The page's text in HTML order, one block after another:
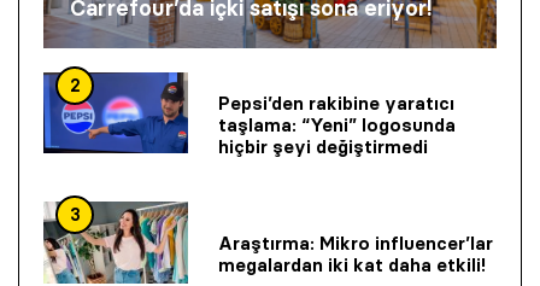
Carrefour’da içki satışı sona eriyor!
2
Pepsi’den rakibine yaratıcı
taşlama: “Yeni” logosunda
hiçbir şeyi değiştirmedi
3
Araştırma: Mikro influencer’lar
megalardan iki kat daha etkili!